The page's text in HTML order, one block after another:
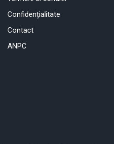
Confidențialitate
Contact
ANPC